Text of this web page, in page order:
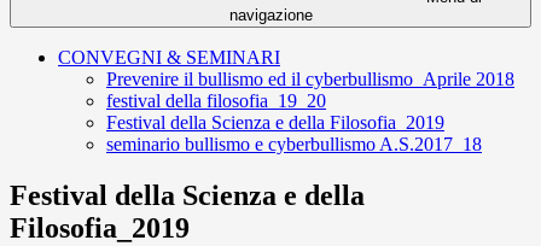
navigazione
CONVEGNI & SEMINARI
Prevenire il bullismo ed il cyberbullismo_Aprile 2018
festival della filosofia_19_20
Festival della Scienza e della Filosofia_2019
seminario bullismo e cyberbullismo A.S.2017_18
Festival della Scienza e della
Filosofia_2019